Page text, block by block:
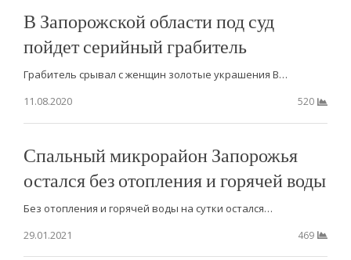
В Запорожской области под суд
пойдет серийный грабитель
Грабитель срывал с женщин золотые украшения В…
11.08.2020
520
Спальный микрорайон Запорожья
остался без отопления и горячей воды
Без отопления и горячей воды на сутки остался…
29.01.2021
469